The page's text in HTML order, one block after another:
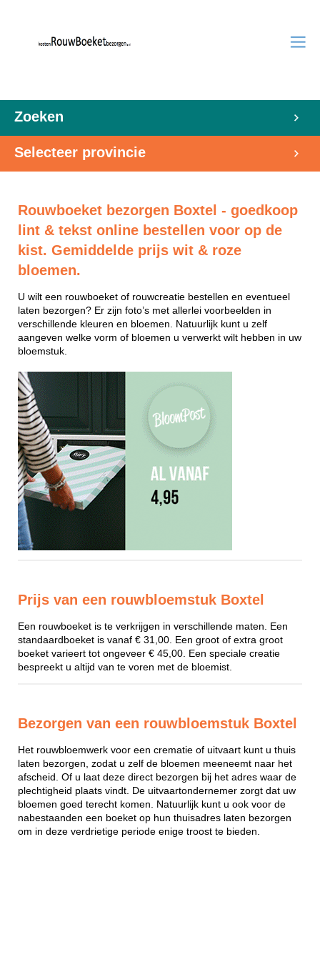
Zoeken
Selecteer provincie
Rouwboeket bezorgen Boxtel - goedkoop
lint & tekst online bestellen voor op de
kist. Gemiddelde prijs wit & roze
bloemen.
U wilt een rouwboeket of rouwcreatie bestellen en eventueel
laten bezorgen? Er zijn foto’s met allerlei voorbeelden in
verschillende kleuren en bloemen. Natuurlijk kunt u zelf
aangeven welke vorm of bloemen u verwerkt wilt hebben in uw
bloemstuk.
Prijs van een rouwbloemstuk Boxtel
Een rouwboeket is te verkrijgen in verschillende maten. Een
standaardboeket is vanaf € 31,00. Een groot of extra groot
boeket varieert tot ongeveer € 45,00. Een speciale creatie
bespreekt u altijd van te voren met de bloemist.
Bezorgen van een rouwbloemstuk Boxtel
Het rouwbloemwerk voor een crematie of uitvaart kunt u thuis
laten bezorgen, zodat u zelf de bloemen meeneemt naar het
afscheid. Of u laat deze direct bezorgen bij het adres waar de
plechtigheid plaats vindt. De uitvaartondernemer zorgt dat uw
bloemen goed terecht komen. Natuurlijk kunt u ook voor de
nabestaanden een boeket op hun thuisadres laten bezorgen
om in deze verdrietige periode enige troost te bieden.